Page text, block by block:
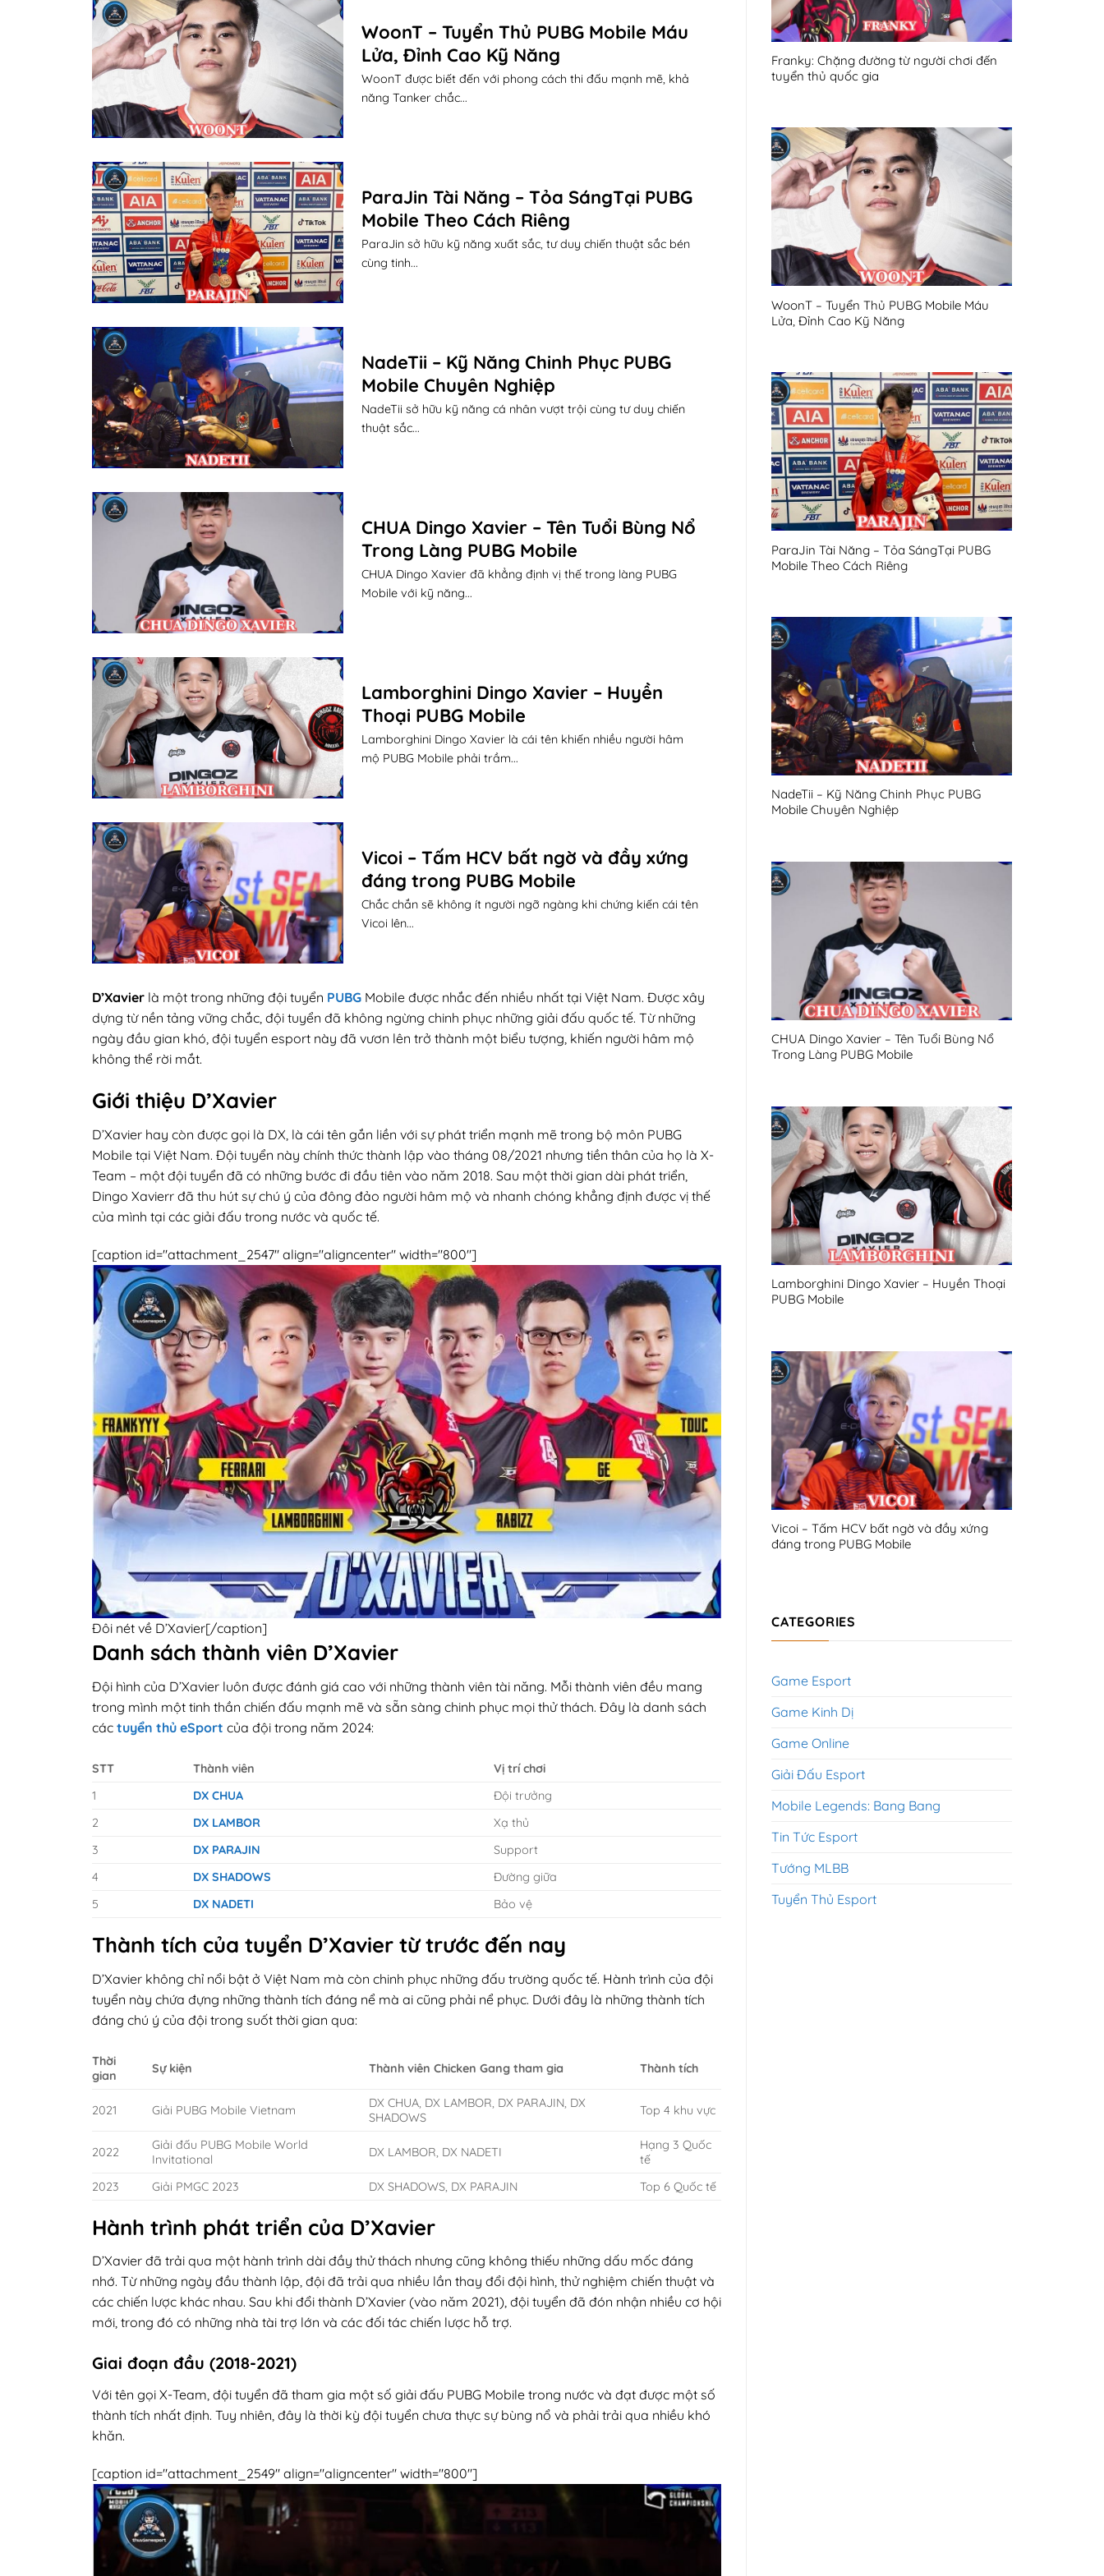
WoonT – Tuyển Thủ PUBG Mobile Máu
Lửa, Đỉnh Cao Kỹ Năng
WoonT được biết đến với phong cách thi đấu mạnh mẽ, khả
năng Tanker chắc...
ParaJin Tài Năng – Tỏa SángTại PUBG
Mobile Theo Cách Riêng
ParaJin sở hữu kỹ năng xuất sắc, tư duy chiến thuật sắc bén
cùng tinh...
NadeTii – Kỹ Năng Chinh Phục PUBG
Mobile Chuyên Nghiệp
NadeTii sở hữu kỹ năng cá nhân vượt trội cùng tư duy chiến
thuật sắc...
CHUA Dingo Xavier – Tên Tuổi Bùng Nổ
Trong Làng PUBG Mobile
CHUA Dingo Xavier đã khẳng định vị thế trong làng PUBG
Mobile với kỹ năng...
Lamborghini Dingo Xavier – Huyền
Thoại PUBG Mobile
Lamborghini Dingo Xavier là cái tên khiến nhiều người hâm
mộ PUBG Mobile phải trầm...
Vicoi – Tấm HCV bất ngờ và đầy xứng
đáng trong PUBG Mobile
Chắc chắn sẽ không ít người ngỡ ngàng khi chứng kiến cái tên
Vicoi lên...
D’Xavier là một trong những đội tuyển PUBG Mobile được nhắc đến nhiều nhất tại Việt Nam. Được xây
dựng từ nền tảng vững chắc, đội tuyển đã không ngừng chinh phục những giải đấu quốc tế. Từ những
ngày đầu gian khó, đội tuyển esport này đã vươn lên trở thành một biểu tượng, khiến người hâm mộ
không thể rời mắt.
Giới thiệu D’Xavier
D’Xavier hay còn được gọi là DX, là cái tên gắn liền với sự phát triển mạnh mẽ trong bộ môn PUBG
Mobile tại Việt Nam. Đội tuyển này chính thức thành lập vào tháng 08/2021 nhưng tiền thân của họ là X-
Team – một đội tuyển đã có những bước đi đầu tiên vào năm 2018. Sau một thời gian dài phát triển,
Dingo Xavierr đã thu hút sự chú ý của đông đảo người hâm mộ và nhanh chóng khẳng định được vị thế
của mình tại các giải đấu trong nước và quốc tế.
[caption id="attachment_2547" align="aligncenter" width="800"]
Đôi nét về D’Xavier[/caption]
Danh sách thành viên D’Xavier
Đội hình của D’Xavier luôn được đánh giá cao với những thành viên tài năng. Mỗi thành viên đều mang
trong mình một tinh thần chiến đấu mạnh mẽ và sẵn sàng chinh phục mọi thử thách. Đây là danh sách
các tuyển thủ eSport của đội trong năm 2024:
STT Thành viên
Vị trí chơi
1
DX CHUA
Đội trưởng
2
DX LAMBOR
Xạ thủ
3
DX PARAJIN
Support
4
DX SHADOWS
Đường giữa
5
DX NADETI Bảo vệ
Thành tích của tuyển D’Xavier từ trước đến nay
D’Xavier không chỉ nổi bật ở Việt Nam mà còn chinh phục những đấu trường quốc tế. Hành trình của đội
tuyển này chứa đựng những thành tích đáng nể mà ai cũng phải nể phục. Dưới đây là những thành tích
đáng chú ý của đội trong suốt thời gian qua:
Thời
gian
Sự kiện Thành viên Chicken Gang tham gia Thành tích
2021 Giải PUBG Mobile Vietnam
DX CHUA, DX LAMBOR, DX PARAJIN, DX
SHADOWS
Top 4 khu vực
2022
Giải đấu PUBG Mobile World
Invitational
DX LAMBOR, DX NADETI
Hạng 3 Quốc
tế
2023
Giải PMGC 2023 DX SHADOWS, DX PARAJIN Top 6 Quốc tế
Hành trình phát triển của D’Xavier
D’Xavier đã trải qua một hành trình dài đầy thử thách nhưng cũng không thiếu những dấu mốc đáng
nhớ. Từ những ngày đầu thành lập, đội đã trải qua nhiều lần thay đổi đội hình, thử nghiệm chiến thuật và
các chiến lược khác nhau. Sau khi đổi thành D’Xavier (vào năm 2021), đội tuyển đã đón nhận nhiều cơ hội
mới, trong đó có những nhà tài trợ lớn và các đối tác chiến lược hỗ trợ.
Giai đoạn đầu (2018-2021)
Với tên gọi X-Team, đội tuyển đã tham gia một số giải đấu PUBG Mobile trong nước và đạt được một số
thành tích nhất định. Tuy nhiên, đây là thời kỳ đội tuyển chưa thực sự bùng nổ và phải trải qua nhiều khó
khăn.
[caption id="attachment_2549" align="aligncenter" width="800"]
Franky: Chặng đường từ người chơi đến
tuyển thủ quốc gia
WoonT – Tuyển Thủ PUBG Mobile Máu
Lửa, Đỉnh Cao Kỹ Năng
ParaJin Tài Năng – Tỏa SángTại PUBG
Mobile Theo Cách Riêng
NadeTii – Kỹ Năng Chinh Phục PUBG
Mobile Chuyên Nghiệp
CHUA Dingo Xavier – Tên Tuổi Bùng Nổ
Trong Làng PUBG Mobile
Lamborghini Dingo Xavier – Huyền Thoại
PUBG Mobile
Vicoi – Tấm HCV bất ngờ và đầy xứng
đáng trong PUBG Mobile
CATEGORIES
Game Esport
Game Kinh Dị
Game Online
Giải Đấu Esport
Mobile Legends: Bang Bang
Tin Tức Esport
Tướng MLBB
Tuyển Thủ Esport